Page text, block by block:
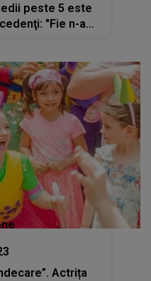
peste 5 este
"Fie n-au
Actrița